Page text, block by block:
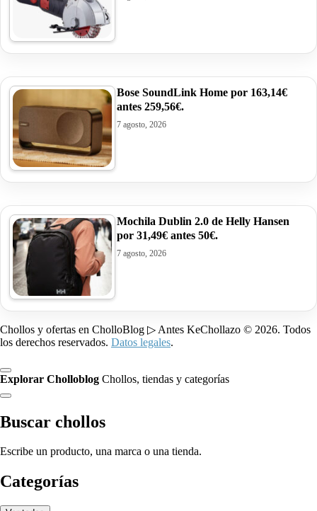
Bose SoundLink Home por 163,14€
antes 259,56€.
7 agosto, 2026
Mochila Dublin 2.0 de Helly Hansen
por 31,49€ antes 50€.
7 agosto, 2026
Chollos y ofertas en CholloBlog ▷ Antes KeChollazo © 2026. Todos
los derechos reservados. Datos legales.
Explorar Cholloblog Chollos, tiendas y categorías
Buscar chollos
Escribe un producto, una marca o una tienda.
Categorías